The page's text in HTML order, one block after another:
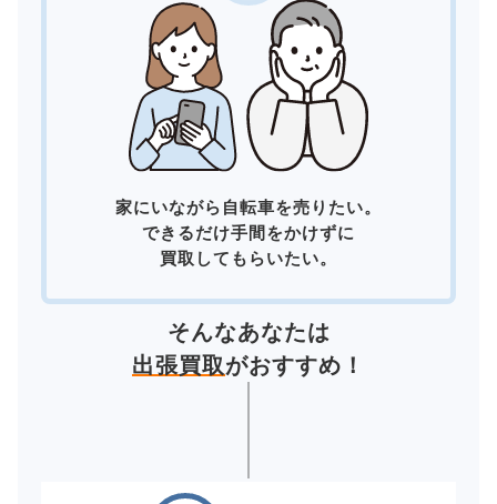
家にいながら自転車を売りたい。
できるだけ手間をかけずに
買取してもらいたい。
そんなあなたは
出張買取がおすすめ！